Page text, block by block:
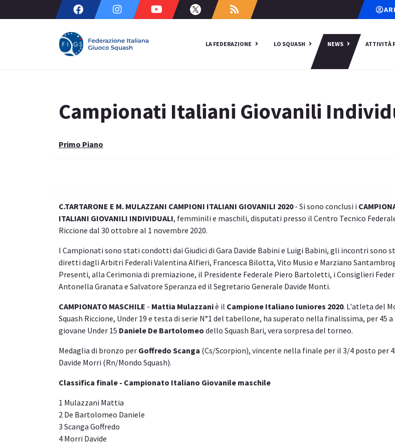
LA FEDERAZIONE LO SQUASH NEWS ATTIVITÀ
Campionati Italiani Giovanili
Primo Piano
C.TARTARONE E M. MULAZZANI CAMPIONI ITALIANI GIOVANILI 2020- Si sono conclusi i
ITALIANI GIOVANILI INDIVIDUALI, femminili e maschili, disputati presso il Centro Tecnico
Riccione dal 30 ottobre al 1 novembre 2020.
I Campionati sono stati condotti dai Giudici di Gara Davide Babini e Luigi Babini, gli incontri sono
diretti dagli Arbitri Federali Valentina Alfieri, Francesca Bilotta, Vito Musio e Marziano
Presenti, alla Cerimonia di premiazione, il Presidente Federale Piero Bartoletti, i Consiglieri
Antonella Granata e Salvatore Speranza ed il Segretario Generale Davide Monti.
CAMPIONATO MASCHILE - Mattia Mulazzaniè il Campione Italiano Iuniores 2020. L'atleta del
Squash Riccione, Under 19 e testa di serie N°1 del tabellone, ha superato nella finalissima, per 45 a
giovane Under 15 Daniele De Bartolomeo dello Squash Bari, vera sorpresa del torneo.
Medaglia di bronzo per Goffredo Scanga (Cs/Scorpion), vincente nella finale per il 3/4 posto per
Davide Morri (Rn/Mondo Squash).
Classifica finale - Campionato Italiano Giovanile maschile
1 Mulazzani Mattia
2 De Bartolomeo Daniele
3 Scanga Goffredo
4 Morri Davide